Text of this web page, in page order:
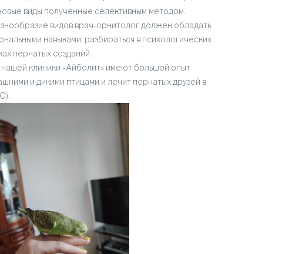
виды полученные селективным методом.
видов врач-орнитолог должен обладать
навыками, разбираться в психологических
пернатых созданий.
клиники «Айболит» имеют большой опыт
и дикими птицами и лечит пернатых друзей в